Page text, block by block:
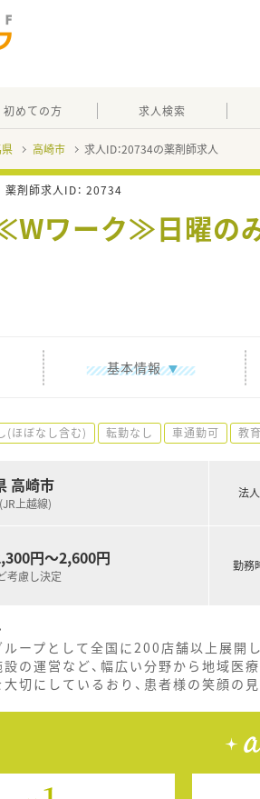
初めての方 求人検索
高崎市 求人ID：20734の薬剤師求人
薬剤師求人ID： 20734
≪Wワーク≫日曜の
基本情報
(ほぼなし含む) 転勤なし 車通勤可 教
高崎市
上越線)
円～2,600円
考慮し決定
法
勤務
ープとして全国に200店舗以上展開し
の運営など、幅広い分野から地域医療
切にしているおり、患者様の笑顔の